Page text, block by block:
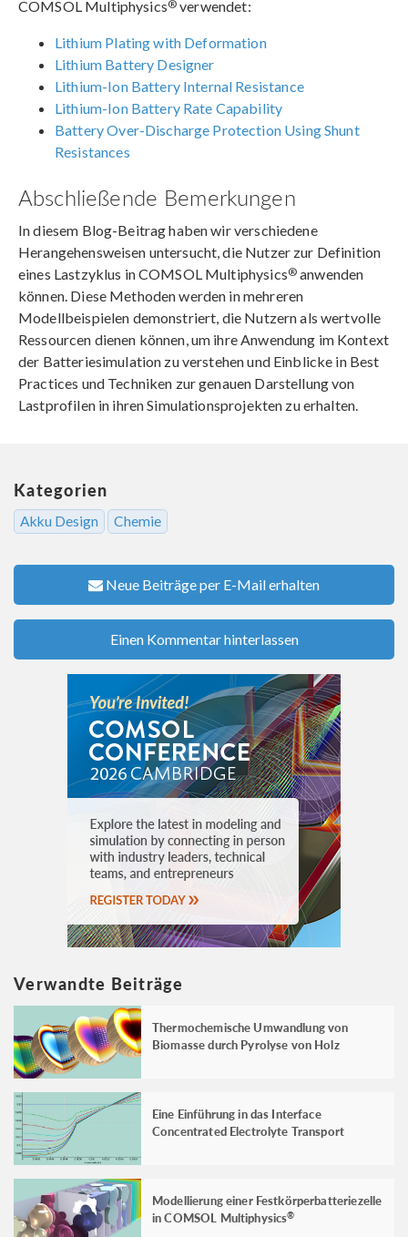
COMSOL Multiphysics® verwendet:
Lithium Plating with Deformation
Lithium Battery Designer
Lithium-Ion Battery Internal Resistance
Lithium-Ion Battery Rate Capability
Battery Over-Discharge Protection Using Shunt
Resistances
Abschließende Bemerkungen
In diesem Blog-Beitrag haben wir verschiedene
Herangehensweisen untersucht, die Nutzer zur Definition
eines Lastzyklus in COMSOL Multiphysics® anwenden
können. Diese Methoden werden in mehreren
Modellbeispielen demonstriert, die Nutzern als wertvolle
Ressourcen dienen können, um ihre Anwendung im Kontext
der Batteriesimulation zu verstehen und Einblicke in Best
Practices und Techniken zur genauen Darstellung von
Lastprofilen in ihren Simulationsprojekten zu erhalten.
Kategorien
Akku Design Chemie
Neue Beiträge per E-Mail erhalten
Einen Kommentar hinterlassen
Verwandte Beiträge
Thermochemische Umwandlung von
Biomasse durch Pyrolyse von Holz
Eine Einführung in das Interface
Concentrated Electrolyte Transport
Modellierung einer Festkörperbatteriezelle
in COMSOL Multiphysics®